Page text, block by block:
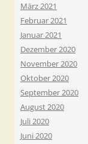
März 2021
Februar 2021
Januar 2021
Dezember 2020
November 2020
Oktober 2020
September 2020
August 2020
Juli 2020
Juni 2020